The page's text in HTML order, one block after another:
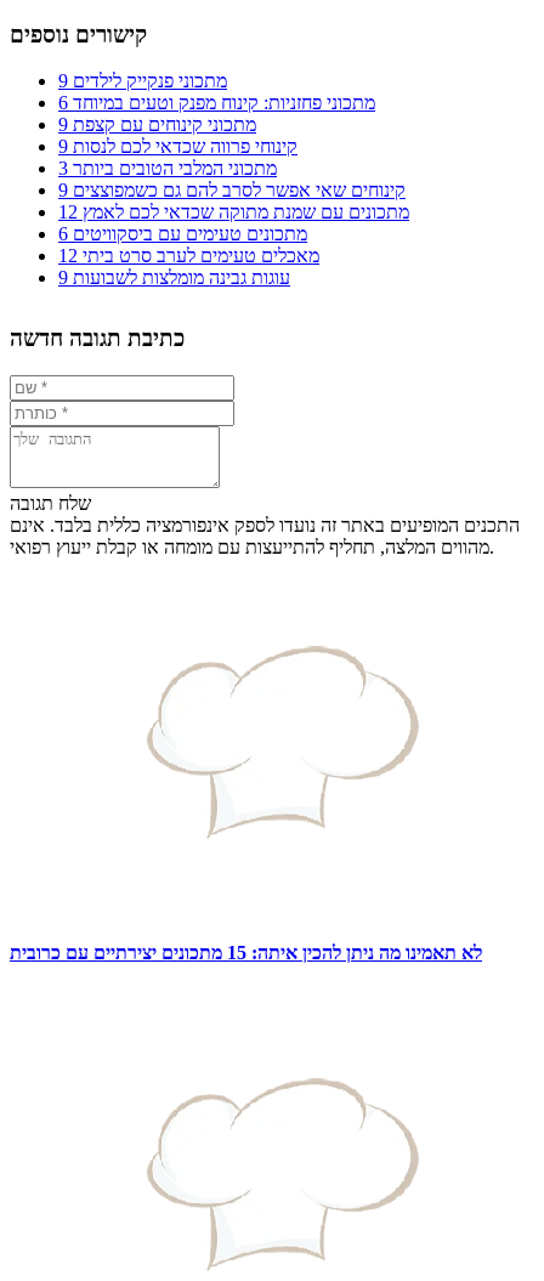
קישורים נוספים
9 מתכוני פנקייק לילדים
6 מתכוני פחזניות: קינוח מפנק וטעים במיוחד
9 מתכוני קינוחים עם קצפת
9 קינוחי פרווה שכדאי לכם לנסות
3 מתכוני המלבי הטובים ביותר
9 קינוחים שאי אפשר לסרב להם גם כשמפוצצים
12 מתכונים עם שמנת מתוקה שכדאי לכם לאמץ
6 מתכונים טעימים עם ביסקוויטים
12 מאכלים טעימים לערב סרט ביתי
9 עוגות גבינה מומלצות לשבועות
כתיבת תגובה חדשה
שלח תגובה
התכנים המופיעים באתר זה נועדו לספק אינפורמציה כללית בלבד. אינם
מהווים המלצה, תחליף להתייעצות עם מומחה או קבלת ייעוץ רפואי.
לא תאמינו מה ניתן להכין איתה: 15 מתכונים יצירתיים עם כרובית